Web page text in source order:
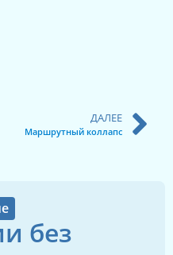
ДАЛЕЕ
Маршрутный коллапс
без